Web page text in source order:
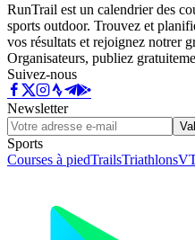
RunTrail est un calendrier des
sports outdoor. Trouvez et
vos résultats et rejoignez notrer
Organisateurs, publiez
Suivez-nous
Newsletter
Sports
Courses à piedTrailsTriathlons